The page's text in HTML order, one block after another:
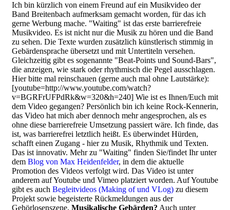
Ich bin kürzlich von einem Freund auf ein Musikvideo der
Band Breitenbach aufmerksam gemacht worden, für das ich
gerne Werbung mache. "Waiting" ist das erste barrierefreie
Musikvideo. Es ist nicht nur die Musik zu hören und die Band
zu sehen. Die Texte wurden zusätzlich künstlerisch stimmig in
Gebärdensprache übersetzt und mit Untertiteln versehen.
Gleichzeitig gibt es sogenannte "Beat-Points und Sound-Bars",
die anzeigen, wie stark oder rhythmisch die Pegel ausschlagen.
Hier bitte mal reinschauen (gerne auch mal ohne Lautstärke):
[youtube=http://www.youtube.com/watch?
v=BGRFrUFPdRk&w=320&h=240] Wie ist es Ihnen/Euch mit
dem Video gegangen? Persönlich bin ich keine Rock-Kennerin,
das Video hat mich aber dennoch mehr angesprochen, als es
ohne diese barrierefreie Umsetzung passiert wäre. Ich finde, das
ist, was barrierefrei letztlich heißt. Es überwindet Hürden,
schafft einen Zugang - hier zu Musik, Rhythmik und Texten.
Das ist innovativ. Mehr zu "Waiting" finden Sie/findet Ihr unter
dem Blog von Max Heidenfelder, in dem die aktuelle
Promotion des Videos verfolgt wird. Das Video ist unter
anderem auf Youtube und Vimeo platziert worden. Auf Youtube
gibt es auch Begleitvideos (Making of und VLog) zu diesem
Projekt sowie begeisterte Rückmeldungen aus der
Gehörlosenszene. Musikalische Gebärden? Auch unter